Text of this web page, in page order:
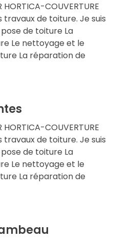
HORTICA-COUVERTURE
de toiture. Je suis
de toiture La
Le nettoyage et le
La réparation de
HORTICA-COUVERTURE
de toiture. Je suis
de toiture La
Le nettoyage et le
La réparation de